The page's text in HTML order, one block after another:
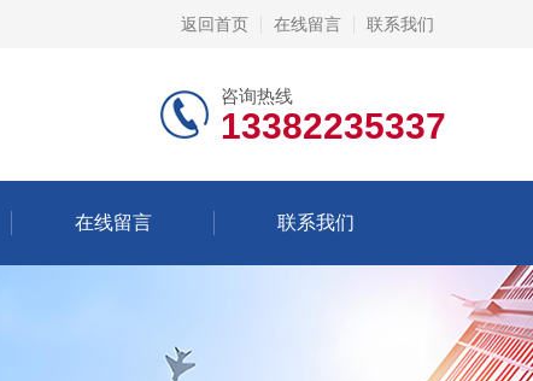
返回首页 在线留言 联系我们
咨询热线
13382235337
在线留言 联系我们